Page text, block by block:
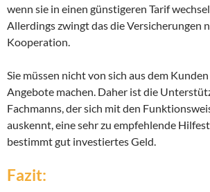
wenn sie in einen günstigeren Tarif
Allerdings zwingt das die Versicherungen
Kooperation.
Sie müssen nicht von sich aus dem
Angebote machen. Daher ist die
Fachmanns, der sich mit den
auskennt, eine sehr zu empfehlende
bestimmt gut investiertes Geld.
Fazit: